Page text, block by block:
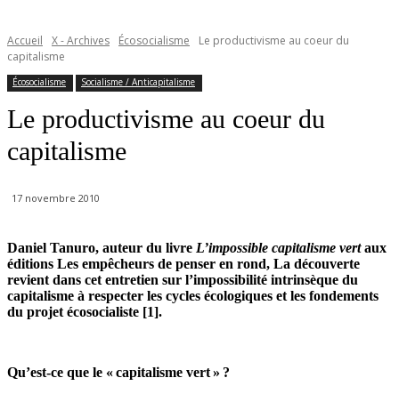
Accueil X - Archives Écosocialisme
Le productivisme au coeur du
capitalisme
Écosocialisme Socialisme / Anticapitalisme
Le productivisme au coeur du
capitalisme
17 novembre 2010
Daniel Tanuro, auteur du livre L’impossible capitalisme vertaux
éditions Les empêcheurs de penser en rond, La découverte
revient dans cet entretien sur l’impossibilité intrinsèque du
capitalisme à respecter les cycles écologiques et les fondements
du projet écosocialiste [1].
Qu’est-ce que le « capitalisme vert » ?